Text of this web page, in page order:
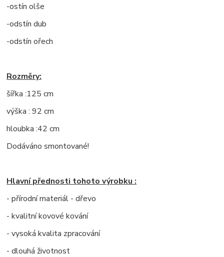
-ostín olše
-odstín dub
-odstín ořech
Rozměry:
šířka :125 cm
výška : 92 cm
hloubka :42 cm
Dodáváno smontované!
Hlavní přednosti tohoto výrobku :
- přírodní materiál - dřevo
- kvalitní kovové kování
- vysoká kvalita zpracování
- dlouhá životnost